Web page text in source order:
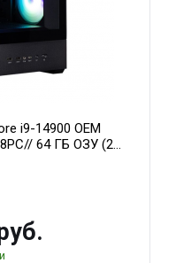
i9-14900 OEM
64 ГБ ОЗУ (2
OC 16GB GDDR7